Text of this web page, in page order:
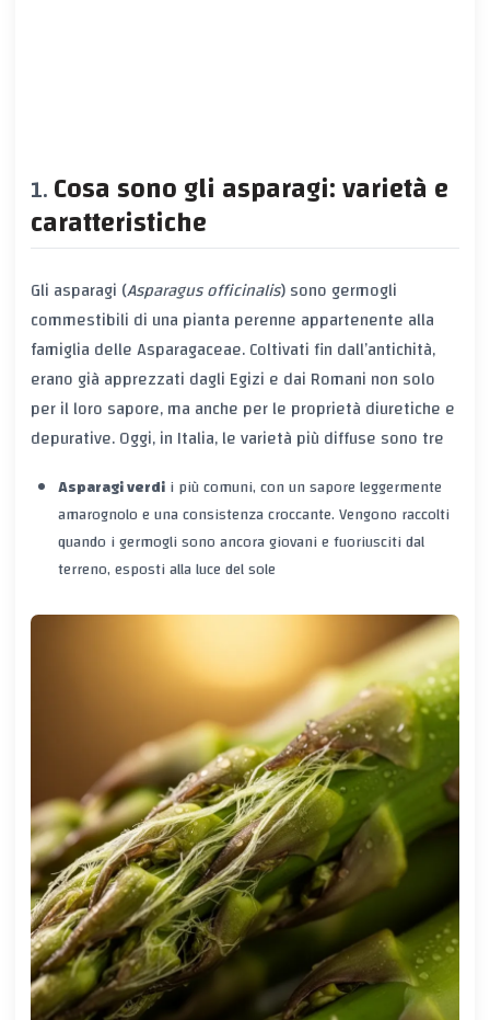
Cosa sono gli asparagi: varietà e
caratteristiche
Gli asparagi (Asparagus officinalis) sono germogli
commestibili di una pianta perenne appartenente alla
famiglia delle Asparagaceae. Coltivati fin dall’antichità,
erano già apprezzati dagli Egizi e dai Romani non solo
per il loro sapore, ma anche per le proprietà diuretiche e
depurative. Oggi, in Italia, le varietà più diffuse sono tre
Asparagi verdii più comuni, con un sapore leggermente
amarognolo e una consistenza croccante. Vengono raccolti
quando i germogli sono ancora giovani e fuoriusciti dal
terreno, esposti alla luce del sole